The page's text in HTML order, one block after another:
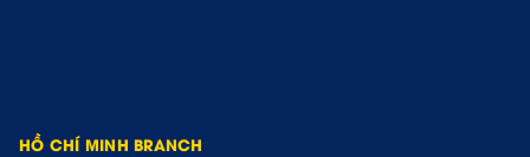
HỒ CHÍ MINH BRANCH